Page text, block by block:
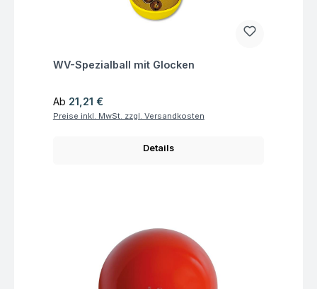
Fragen zum Artikel
WV-Spezialball mit Glocken
Regulärer Preis:
Ab 21,21 €
Preise inkl. MwSt. zzgl. Versandkosten
Details